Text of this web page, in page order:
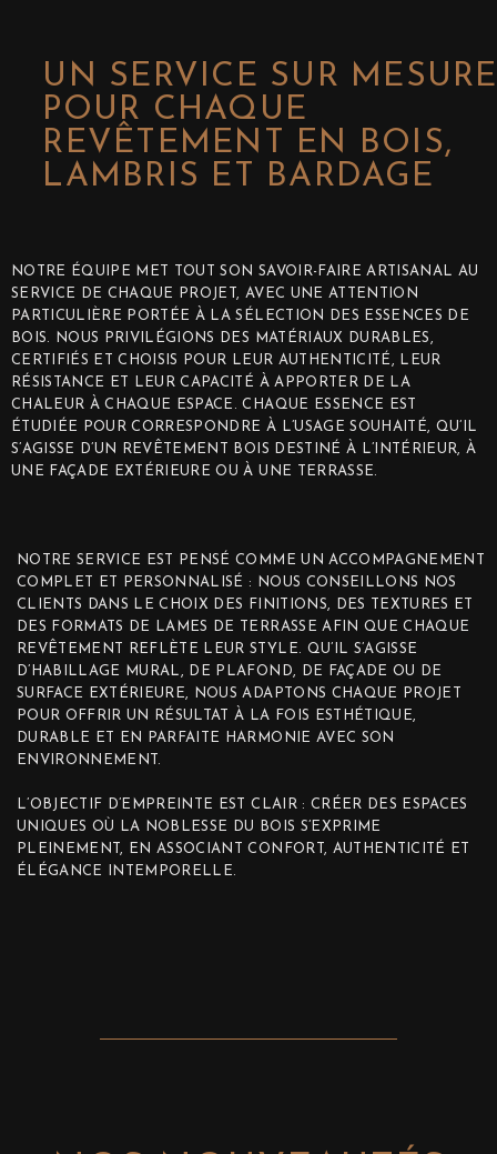
UN SERVICE SUR MESURE
POUR CHAQUE
REVÊTEMENT EN BOIS,
LAMBRIS ET BARDAGE
NOTRE ÉQUIPE MET TOUT SON SAVOIR-FAIRE ARTISANAL AU
SERVICE DE CHAQUE PROJET, AVEC UNE ATTENTION
PARTICULIÈRE PORTÉE À LA SÉLECTION DES ESSENCES DE
BOIS. NOUS PRIVILÉGIONS DES MATÉRIAUX DURABLES,
CERTIFIÉS ET CHOISIS POUR LEUR AUTHENTICITÉ, LEUR
RÉSISTANCE ET LEUR CAPACITÉ À APPORTER DE LA
CHALEUR À CHAQUE ESPACE. CHAQUE ESSENCE EST
ÉTUDIÉE POUR CORRESPONDRE À L’USAGE SOUHAITÉ, QU’IL
S’AGISSE D’UN REVÊTEMENT BOIS DESTINÉ À L’INTÉRIEUR, À
UNE FAÇADE EXTÉRIEURE OU À UNE TERRASSE.
NOTRE SERVICE EST PENSÉ COMME UN ACCOMPAGNEMENT
COMPLET ET PERSONNALISÉ : NOUS CONSEILLONS NOS
CLIENTS DANS LE CHOIX DES FINITIONS, DES TEXTURES ET
DES FORMATS DE LAMES DE TERRASSE AFIN QUE CHAQUE
REVÊTEMENT REFLÈTE LEUR STYLE. QU’IL S’AGISSE
D’HABILLAGE MURAL, DE PLAFOND, DE FAÇADE OU DE
SURFACE EXTÉRIEURE, NOUS ADAPTONS CHAQUE PROJET
POUR OFFRIR UN RÉSULTAT À LA FOIS ESTHÉTIQUE,
DURABLE ET EN PARFAITE HARMONIE AVEC SON
ENVIRONNEMENT.
L’OBJECTIF D’EMPREINTE EST CLAIR : CRÉER DES ESPACES
UNIQUES OÙ LA NOBLESSE DU BOIS S’EXPRIME
PLEINEMENT, EN ASSOCIANT CONFORT, AUTHENTICITÉ ET
ÉLÉGANCE INTEMPORELLE.